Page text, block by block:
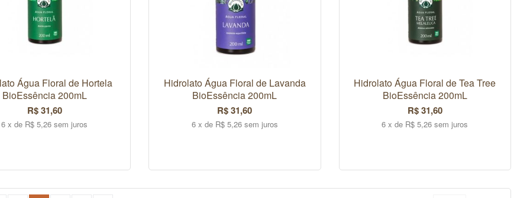
Água Floral de Hortela
BioEssência 200mL
R$ 31,60
6 x de R$ 5,26 sem juros
Hidrolato Água Floral de Lavanda
BioEssência 200mL
R$ 31,60
6 x de R$ 5,26 sem juros
Hidrolato Água Floral de Tea Tree
BioEssência 200mL
R$ 31,60
6 x de R$ 5,26 sem juros